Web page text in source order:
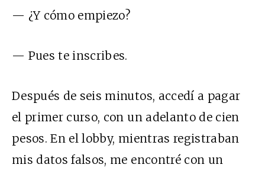
— ¿Y cómo empiezo?
— Pues te inscribes.
Después de seis minutos, accedí a pagar
el primer curso, con un adelanto de cien
pesos. En el lobby, mientras registraban
mis datos falsos, me encontré con un